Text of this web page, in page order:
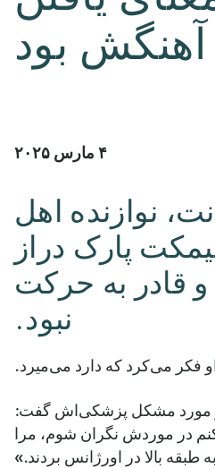
آهنگش بود
۴ مارس ۲۰۲۵
نوازنده اهل
پارک دراز
قادر به حرکت
نبود.
فکر می‌کرد که دارد می‌میرد.
مورد مشکل پزشکی‌اش گفت:
در موردش نگران شوم، مرا
به طبقه بالا در اورژانس بردند.»